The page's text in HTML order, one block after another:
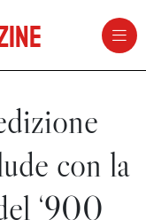
con la
‘900